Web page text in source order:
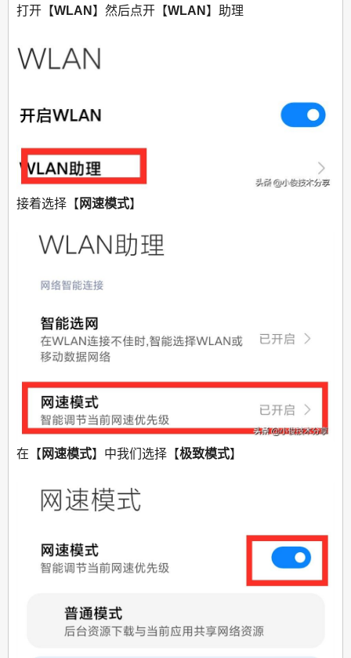
打开【WLAN 】然后点开【WLAN 】助理
接着选择【 网速模式】
在【 网速模式】中我们选择【极致模式】